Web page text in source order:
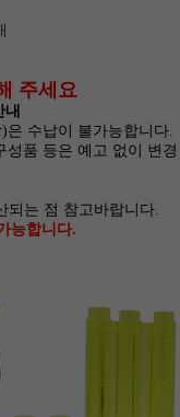
주세요
은 수납이 불가능합니다.
성품 등은 예고 없이 변경
되는 점 참고바랍니다.
능합니다.